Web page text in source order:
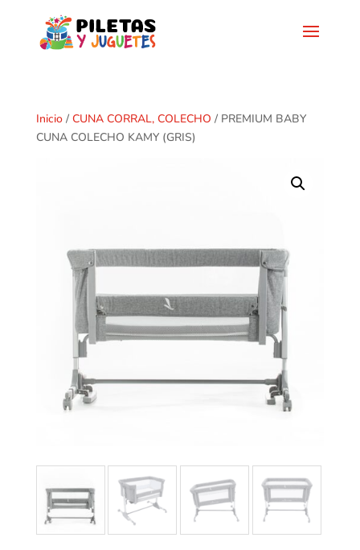
Inicio/ CUNA CORRAL, COLECHO / PREMIUM BABY
CUNA COLECHO KAMY (GRIS)